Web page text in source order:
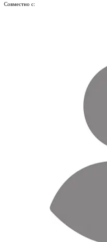
Совместно с: